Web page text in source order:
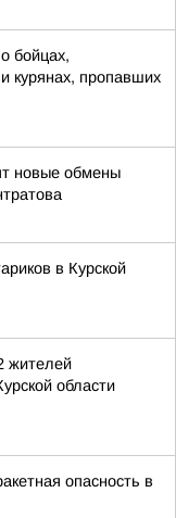
бойцах,
курянах, пропавших
новые обмены
в Курской
жителей
области
опасность в